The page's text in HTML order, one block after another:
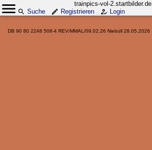
trainpics-vol-2.startbilder.de
Suche
Registrieren Login
DB 90 80 2248 508-4 REV/MMAL/09.02.26 Niebüll 28.05.2026